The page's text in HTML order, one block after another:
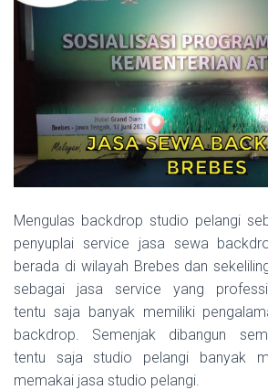
Mengulas backdrop studio pelangi
penyuplai service jasa sewa
berada di wilayah Brebes dan
sebagai jasa service yang
tentu saja banyak memiliki
backdrop. Semenjak dibangun
tentu saja studio pelangi banyak
memakai jasa studio pelangi.